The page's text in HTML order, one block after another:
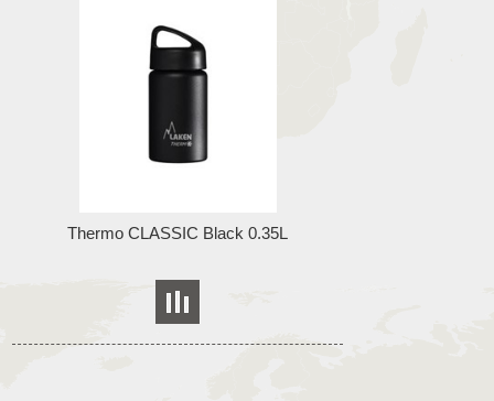
Thermo CLASSIC Black 0.35L